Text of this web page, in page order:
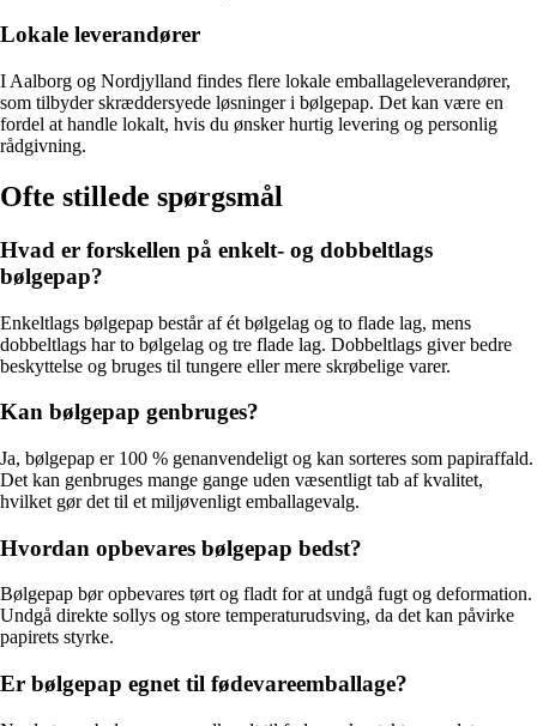
Lokale leverandører
I Aalborg og Nordjylland findes flere lokale emballageleverandører,
som tilbyder skræddersyede løsninger i bølgepap. Det kan være en
fordel at handle lokalt, hvis du ønsker hurtig levering og personlig
rådgivning.
Ofte stillede spørgsmål
Hvad er forskellen på enkelt- og dobbeltlags
bølgepap?
Enkeltlags bølgepap består af ét bølgelag og to flade lag, mens
dobbeltlags har to bølgelag og tre flade lag. Dobbeltlags giver bedre
beskyttelse og bruges til tungere eller mere skrøbelige varer.
Kan bølgepap genbruges?
Ja, bølgepap er 100 % genanvendeligt og kan sorteres som papiraffald.
Det kan genbruges mange gange uden væsentligt tab af kvalitet,
hvilket gør det til et miljøvenligt emballagevalg.
Hvordan opbevares bølgepap bedst?
Bølgepap bør opbevares tørt og fladt for at undgå fugt og deformation.
Undgå direkte sollys og store temperaturudsving, da det kan påvirke
papirets styrke.
Er bølgepap egnet til fødevareemballage?